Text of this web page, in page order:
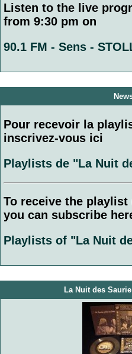
Listen to the live
from 9:30 pm on
90.1 FM - Sens -
Pour recevoir la
inscrivez-vous ici
Playlists de "La Nuit
To receive the
you can subscribe
Playlists of "La Nuit
La Nuit des